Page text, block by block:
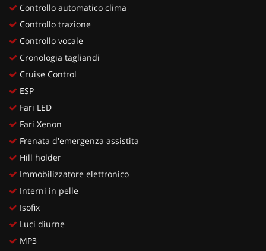
Controllo automatico clima
Controllo trazione
Controllo vocale
Cronologia tagliandi
Cruise Control
ESP
Fari LED
Fari Xenon
Frenata d'emergenza assistita
Hill holder
Immobilizzatore elettronico
Interni in pelle
Isofix
Luci diurne
MP3